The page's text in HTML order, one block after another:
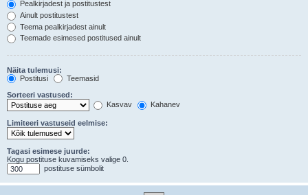
Pealkirjadest ja postitustest
Ainult postitustest
Teema pealkirjadest ainult
Teemade esimesed postitused ainult
Näita tulemusi:
Postitusi
Teemasid
Sorteeri vastused:
Kasvav
Kahanev
Limiteeri vastuseid eelmise:
Tagasi esimese juurde:
Kogu postituse kuvamiseks valige 0.
postituse sümbolit